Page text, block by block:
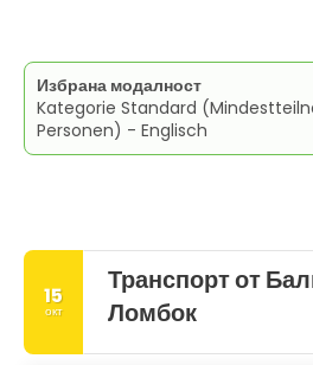
Избрана модалност
Kategorie Standard
Personen) - Englisch
15
окт
Транспорт от
Ломбок